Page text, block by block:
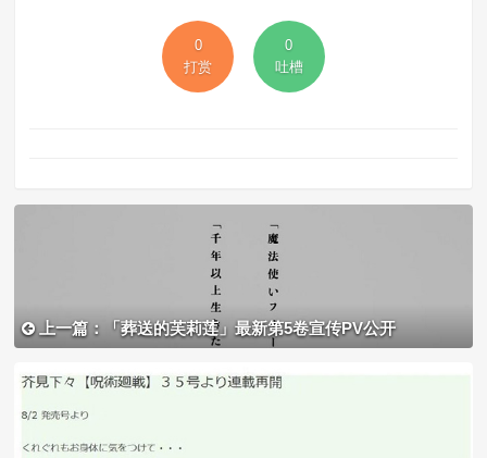
0
打赏
0
吐槽
上一篇：「葬送的芙莉莲」最新第5卷宣传PV公开